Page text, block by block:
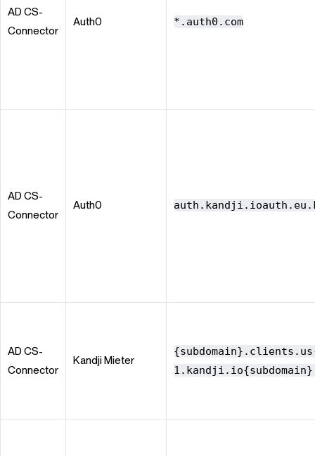
AD CS-
Connector
Auth0 *.auth0.com
AD CS-
Connector
Auth0
AD CS-
Connector
KandjiMieter